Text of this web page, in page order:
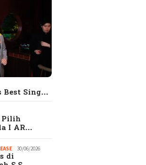
EKSEKUTIF.com
merupakan Majalah
Digital
Best Sing…
Pilih
I AR…
30/06/2026
di